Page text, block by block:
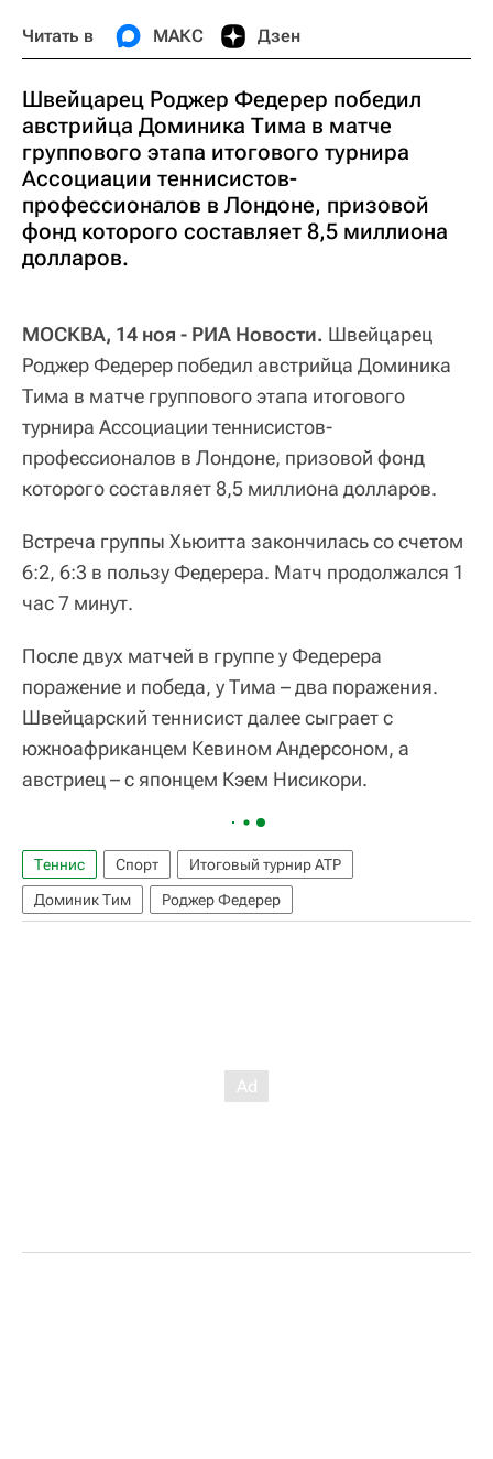
Читать в МАКС Дзен
Швейцарец Роджер Федерер победил
австрийца Доминика Тима в матче
группового этапа итогового турнира
Ассоциации теннисистов-
профессионалов в Лондоне, призовой
фонд которого составляет 8,5 миллиона
долларов.
МОСКВА, 14 ноя - РИА Новости. Швейцарец
Роджер Федерер победил австрийца Доминика
Тима в матче группового этапа итогового
турнира Ассоциации теннисистов-
профессионалов в Лондоне, призовой фонд
которого составляет 8,5 миллиона долларов.
Встреча группы Хьюитта закончилась со счетом
6:2, 6:3 в пользу Федерера. Матч продолжался 1
час 7 минут.
После двух матчей в группе у Федерера
поражение и победа, у Тима – два поражения.
Швейцарский теннисист далее сыграет с
южноафриканцем Кевином Андерсоном, а
австриец – с японцем Кэем Нисикори.
Теннис Спорт
Итоговый турнир ATP
Доминик Тим
Роджер Федерер